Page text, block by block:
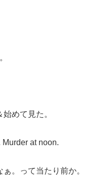
めて見た。
at noon.
。って当たり前か。